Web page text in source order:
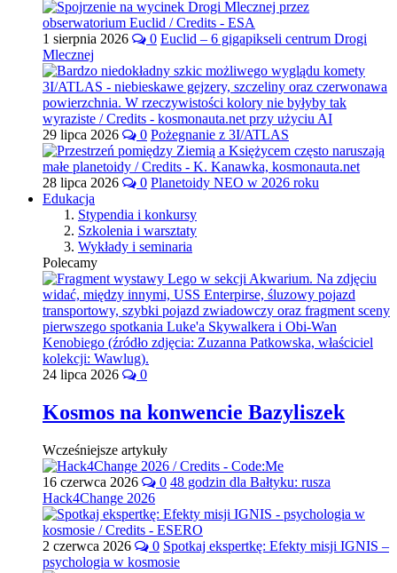
1 sierpnia 2026 0 Euclid – 6 gigapikseli centrum Drogi
Mlecznej
29 lipca 2026 0 Pożegnanie z 3I/ATLAS
28 lipca 2026 0 Planetoidy NEO w 2026 roku
Edukacja
Stypendia i konkursy
Szkolenia i warsztaty
Wykłady i seminaria
Polecamy
24 lipca 2026 0
Kosmos na konwencie Bazyliszek
Wcześniejsze artykuły
16 czerwca 2026 0 48 godzin dla Bałtyku: rusza
Hack4Change 2026
2 czerwca 2026 0 Spotkaj ekspertkę: Efekty misji IGNIS –
psychologia w kosmosie